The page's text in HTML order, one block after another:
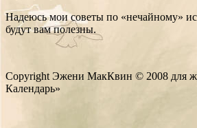
Надеюсь мои советы по «нечайному»
будут вам полезны.
Copyright Эжени МакКвин © 2008 для
Календарь»